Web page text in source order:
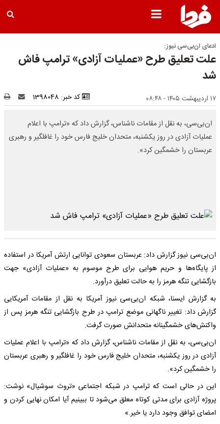
ادعای ان‌بی‌سی نیوز:
علت تعلیق طرح «عملیات آزادی» ترامپ فاش
شد
۱۷ اردیبهشت ۱۴۰۵ - ۰۸:۴۸ کد خبر: 1398048
ان‌بی‌سی، به نقل از مقامات ناشناس، گزارش داد که «ترامپ با اعلام
عملیات آزادی در روز یکشنبه، متحدان خلیج فارس خود را غافلگیر و رهبری
عربستان را خشمگین کرد».
ان‌بی‌سی نیوز گزارش داد: عربستان سعودی توانایی ارتش آمریکا در استفاده
از پایگاه‌ها و حریم هوایی برای طرح موسوم به «عملیات آزادی» جهت
بازگشایی تنگه هرمز را به حالت تعلیق درآورد.
به گزارش ایسنا، شبکه ان‌بی‌سی نیوز آمریکا به نقل از مقامات آمریکایی
گزارش داد: تغییر ناگهانی موضع ترامپ در طرح بازگشایی تنگه هرمز پس از
واکنش‌های خشمگینانه متحدانش صورت گرفت.
ان‌بی‌سی، به نقل از مقامات ناشناس، گزارش داد که «ترامپ با اعلام عملیات
آزادی در روز یکشنبه، متحدان خلیج فارس خود را غافلگیر و رهبری عربستان
را خشمگین کرد».
این در حالی است که ترامپ در شبکه اجتماعی «تروث سوشیال» نوشت:
پروژه آزادی برای مدتی کوتاه معلق می‌شود تا ببینیم آیا امکان نهایی کردن و
امضای توافق وجود دارد یا خیر.»